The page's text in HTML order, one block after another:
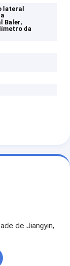
lateral
Baler,
da
de Jiangyin,